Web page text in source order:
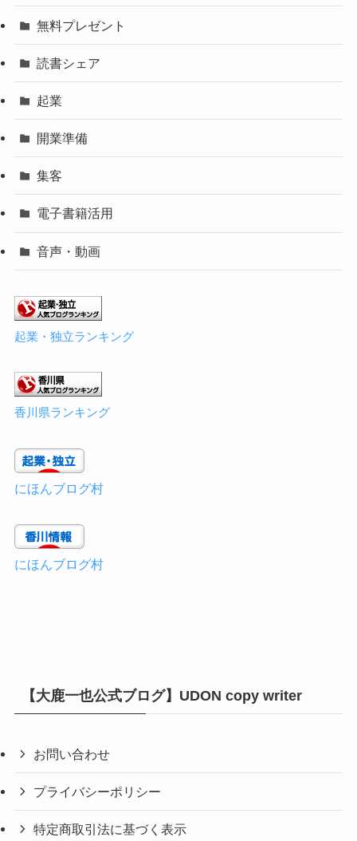
無料プレゼント
読書シェア
起業
開業準備
集客
電子書籍活用
音声・動画
起業・独立ランキング
香川県ランキング
にほんブログ村
にほんブログ村
【大鹿一也公式ブログ】UDON copy writer
お問い合わせ
プライバシーポリシー
特定商取引法に基づく表示